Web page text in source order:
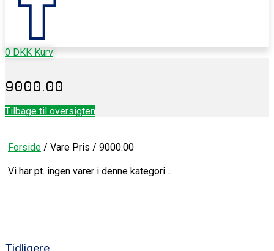
0 DKK Kurv
9000.00
Tilbage til oversigten
Forside / Vare Pris / 9000.00
Vi har pt. ingen varer i denne kategori…